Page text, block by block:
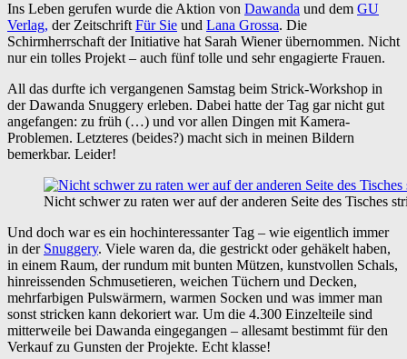
Ins Leben gerufen wurde die Aktion von Dawanda und dem GU
Verlag, der Zeitschrift Für Sie und Lana Grossa. Die
Schirmherrschaft der Initiative hat Sarah Wiener übernommen. Nicht
nur ein tolles Projekt – auch fünf tolle und sehr engagierte Frauen.
All das durfte ich vergangenen Samstag beim Strick-Workshop in
der Dawanda Snuggery erleben. Dabei hatte der Tag gar nicht gut
angefangen: zu früh (…) und vor allen Dingen mit Kamera-
Problemen. Letzteres (beides?) macht sich in meinen Bildern
bemerkbar. Leider!
Nicht schwer zu raten wer auf der anderen Seite des Tisches
Und doch war es ein hochinteressanter Tag – wie eigentlich immer
in der Snuggery. Viele waren da, die gestrickt oder gehäkelt haben,
in einem Raum, der rundum mit bunten Mützen, kunstvollen Schals,
hinreissenden Schmusetieren, weichen Tüchern und Decken,
mehrfarbigen Pulswärmern, warmen Socken und was immer man
sonst stricken kann dekoriert war. Um die 4.300 Einzelteile sind
mitterweile bei Dawanda eingegangen – allesamt bestimmt für den
Verkauf zu Gunsten der Projekte. Echt klasse!